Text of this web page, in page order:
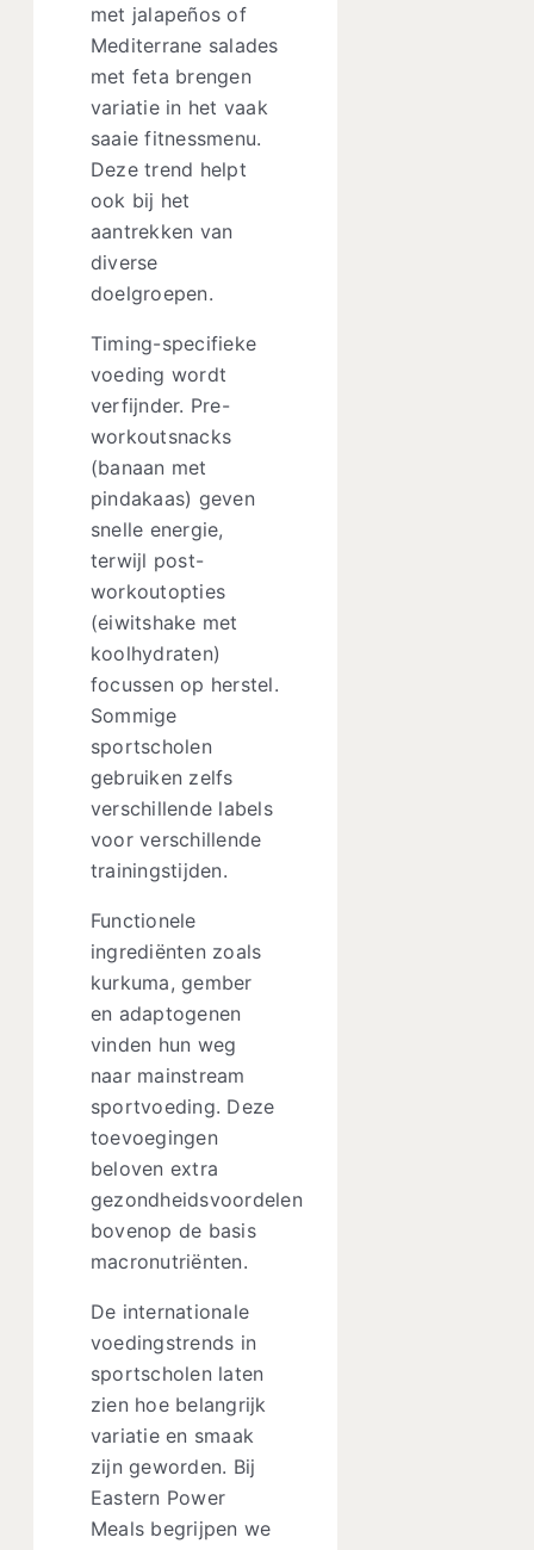
met jalapeños of
Mediterrane salades
met feta brengen
variatie in het vaak
saaie fitnessmenu.
Deze trend helpt
ook bij het
aantrekken van
diverse
doelgroepen.
Timing-specifieke
voeding wordt
verfijnder. Pre-
workoutsnacks
(banaan met
pindakaas) geven
snelle energie,
terwijl post-
workoutopties
(eiwitshake met
koolhydraten)
focussen op herstel.
Sommige
sportscholen
gebruiken zelfs
verschillende labels
voor verschillende
trainingstijden.
Functionele
ingrediënten zoals
kurkuma, gember
en adaptogenen
vinden hun weg
naar mainstream
sportvoeding. Deze
toevoegingen
beloven extra
gezondheidsvoordelen
bovenop de basis
macronutriënten.
De internationale
voedingstrends in
sportscholen laten
zien hoe belangrijk
variatie en smaak
zijn geworden. Bij
Eastern Power
Meals begrijpen we